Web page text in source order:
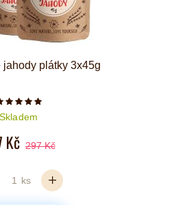
jahody plátky 3x45g
Počet hvězdiček je 5 z 5
Skladem
Kč 297 Kč
ks